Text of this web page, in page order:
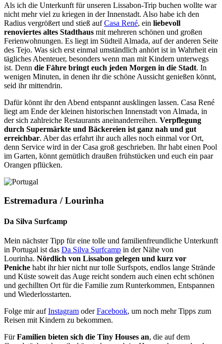
Als ich die Unterkunft für unseren Lissabon-Trip buchen wollte war
nicht mehr viel zu kriegen in der Innenstadt. Also habe ich den
Radius vergrößert und stieß aufCasa René, ein liebevoll
renoviertes altes Stadthaus mit mehreren schönen und großen
Ferienwohnungen. Es liegt im Südteil Almada, auf der anderen Seite
des Tejo. Was sich erst einmal umständlich anhört ist in Wahrheit ein
tägliches Abenteuer, besonders wenn man mit Kindern unterwegs
ist. Denn die Fähre bringt euch jeden Morgen in die Stadt. In
wenigen Minuten, in denen ihr die schöne Aussicht genießen könnt,
seid ihr mittendrin.
Dafür könnt ihr den Abend entspannt ausklingen lassen. Casa René
liegt am Ende der kleinen historischen Innenstadt von Almada, in
der sich zahlreiche Restaurants aneinanderreihen. Verpflegung
durch Supermärkte und Bäckereien ist ganz nah und gut
erreichbar. Aber das erfahrt ihr auch alles noch einmal vor Ort,
denn Service wird in der Casa groß geschrieben. Ihr habt einen Pool
im Garten, könnt gemütlich draußen frühstücken und euch ein paar
Orangen pflücken.
Estremadura / Lourinha
Da Silva Surfcamp
Mein nächster Tipp für eine tolle und familienfreundliche Unterkunft
in Portugal ist das Da Silva Surfcamp in der Nähe von
Lourinha. Nördlich von Lissabon gelegen und kurz vor
Peniche habt ihr hier nicht nur tolle Surfspots, endlos lange Strände
und Küste soweit das Auge reicht sondern auch einen echt schönen
und gechillten Ort für die Familie zum Runterkommen, Entspannen
und Wiederlosstarten.
Folge mir aufInstagram oderFacebook, um noch mehr Tipps zum
Reisen mit Kindern zu bekommen.
FürFamilien bieten sich die Tiny Houses an, die auf dem